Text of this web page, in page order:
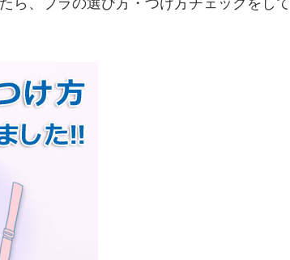
ら、ブラの選び方・つけ方チェックをして